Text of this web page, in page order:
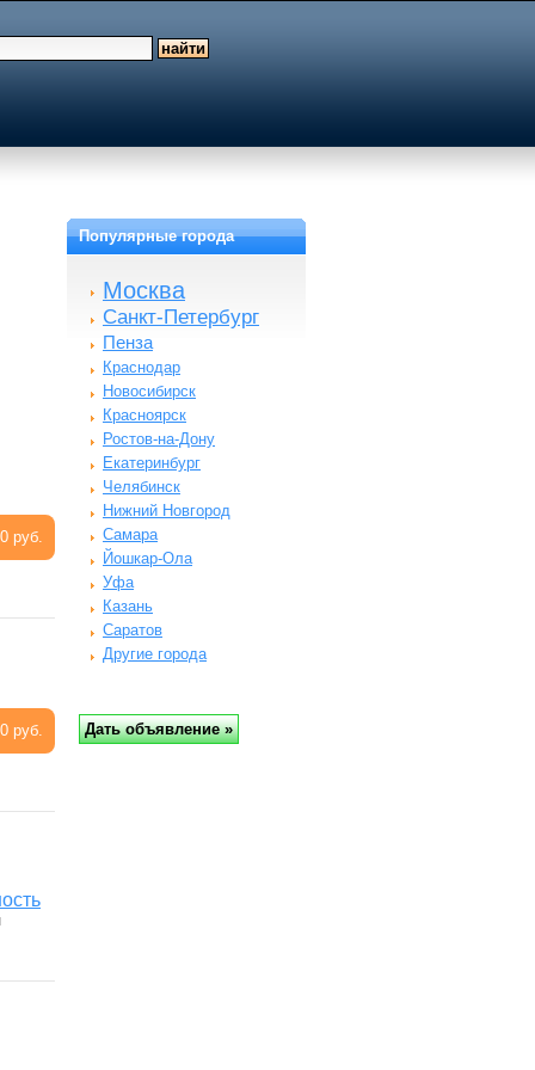
руб.
руб.
Популярные города
Москва
Санкт-Петербург
Пенза
Краснодар
Новосибирск
Красноярск
Ростов-на-Дону
Екатеринбург
Челябинск
Нижний Новгород
Самара
Йошкар-Ола
Уфа
Казань
Саратов
Другие города